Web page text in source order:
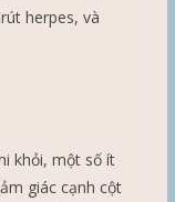
herpes, và
khỏi, một số ít
giác cạnh cột